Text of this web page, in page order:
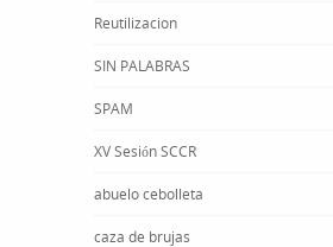
Reutilizacion
SIN PALABRAS
SPAM
XV Sesión SCCR
abuelo cebolleta
caza de brujas